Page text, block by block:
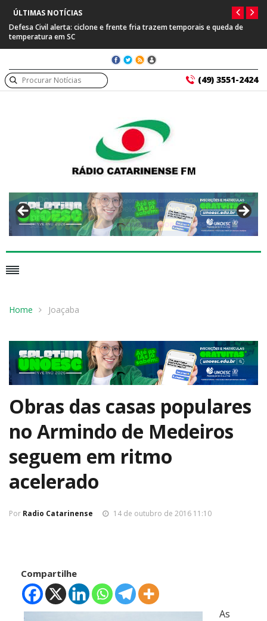
ÚLTIMAS NOTÍCIAS
Defesa Civil alerta: ciclone e frente fria trazem temporais e queda de
temperatura em SC
(49) 3551-2424
Home Joaçaba
Obras das casas populares
no Armindo de Medeiros
seguem em ritmo
acelerado
Por Radio Catarinense 14 de outubro de 2016 11:10
Compartilhe
As